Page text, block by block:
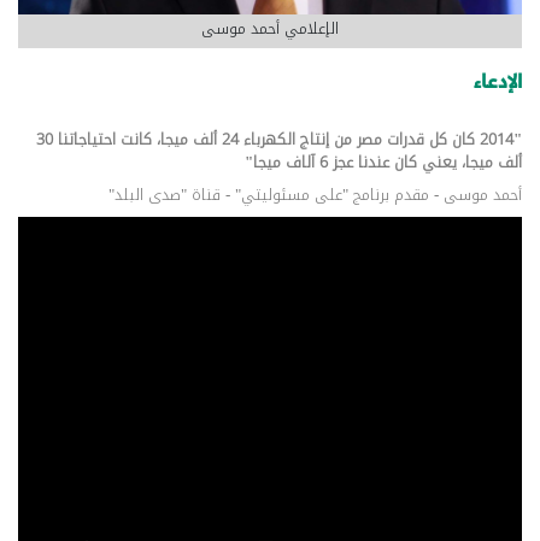
الإعلامي أحمد موسى
الإدعاء
"2014 كان كل قدرات مصر من إنتاج الكهرباء 24 ألف ميجا، كانت احتياجاتنا 30
ألف ميجا، يعني كان عندنا عجز 6 آلاف ميجا"
أحمد موسى - مقدم برنامج "على مسئوليتي" - قناة "صدى البلد"